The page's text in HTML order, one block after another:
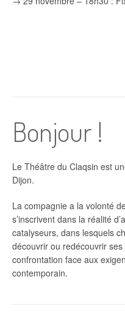
Bonjour !
Le Théâtre du Claqsin est
Dijon.
La compagnie a la volonté
s’inscrivent dans la réalité
catalyseurs, dans lesquels
découvrir ou redécouvrir
confrontation face aux
contemporain.